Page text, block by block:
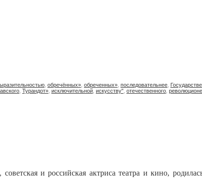
обречённых» обреченных» последовательнее
Турандот» исключительной искусству" отечественного
и российская актриса театра и кино,